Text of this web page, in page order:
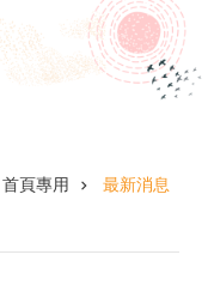
首頁專用 最新消息